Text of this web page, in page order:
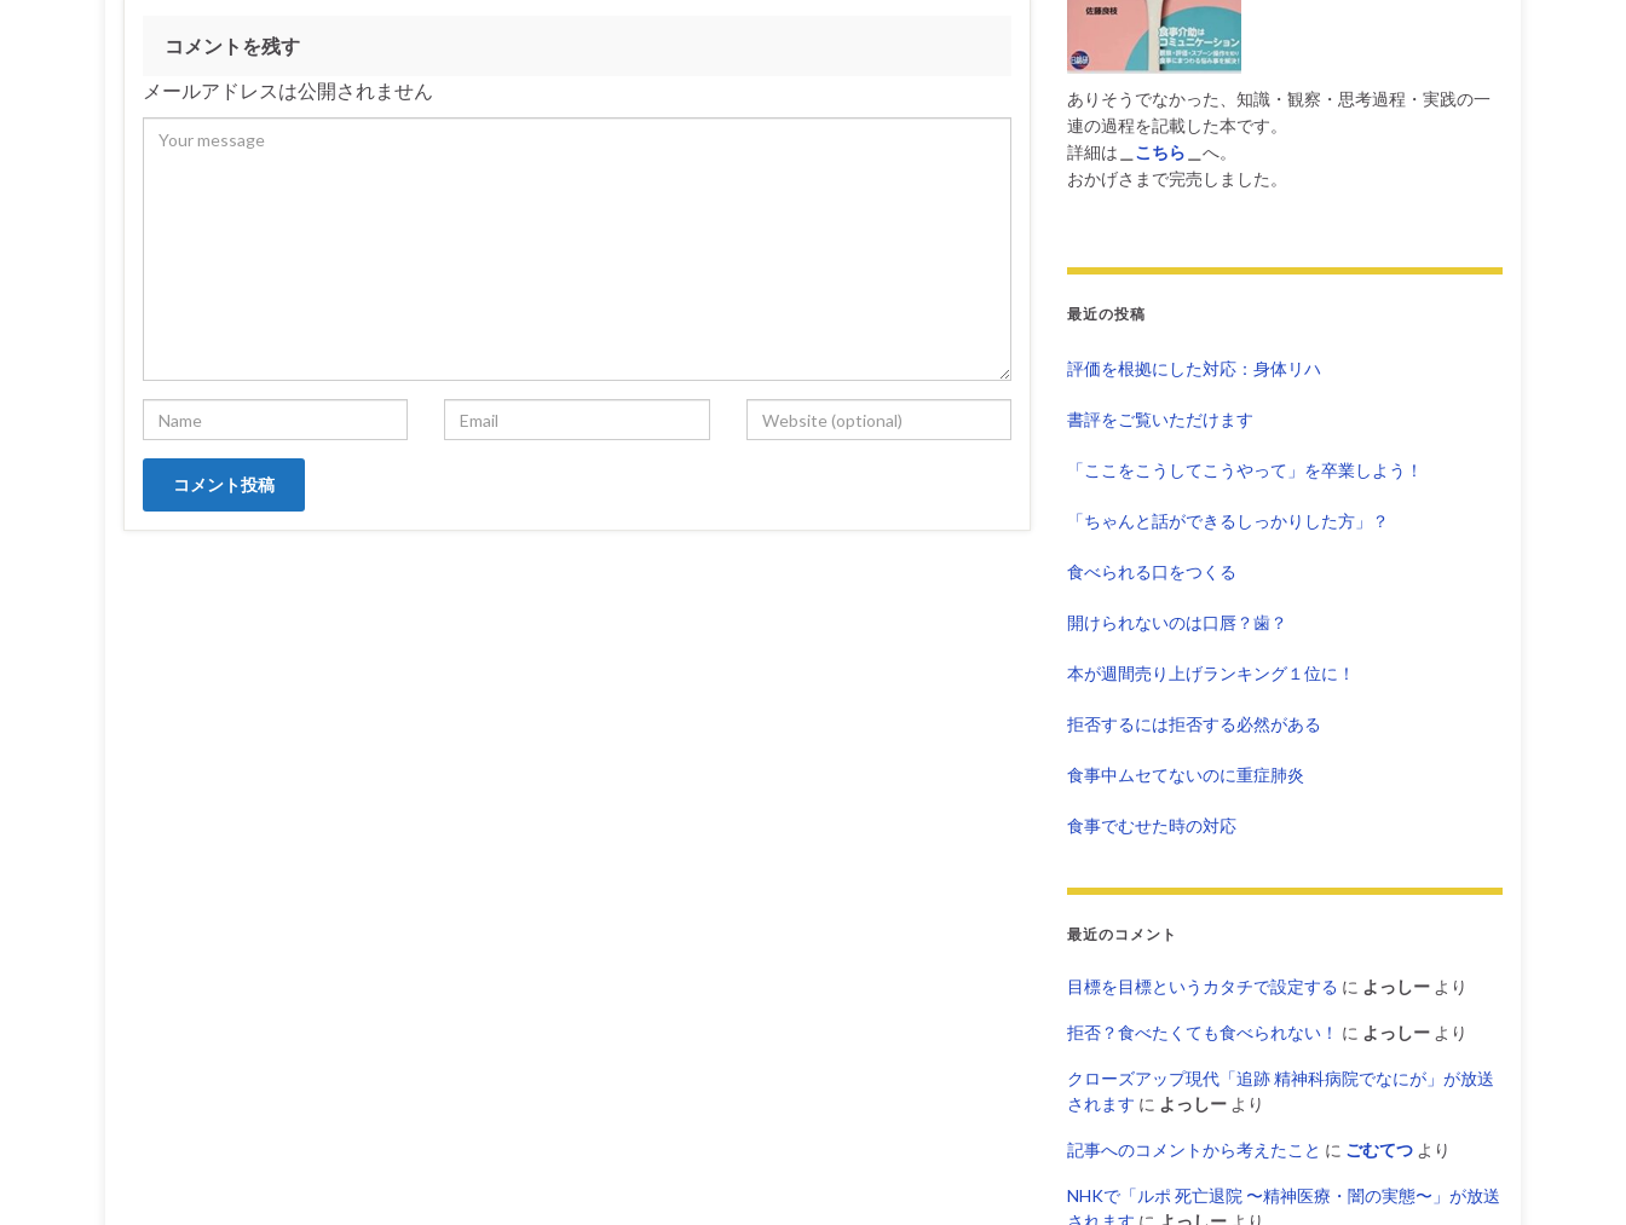
コメントを残す
メールアドレスは公開されません
ありそうでなかった、知識・観察・思考過程・実践の一
連の過程を記載した本です。
詳細は
こちら
へ。
おかげさまで完売しました。
最近の投稿
評価を根拠にした対応：身体リハ
書評をご覧いただけます
「ここをこうしてこうやって」を卒業しよう！
「ちゃんと話ができるしっかりした方」？
食べられる口をつくる
開けられないのは口唇？歯？
本が週間売り上げランキング１位に！
拒否するには拒否する必然がある
食事中ムセてないのに重症肺炎
食事でむせた時の対応
最近のコメント
目標を目標というカタチで設定する に よっしー より
拒否？食べたくても食べられない！ に よっしー より
クローズアップ現代「追跡 精神科病院でなにが」が放送
されます に よっしー より
記事へのコメントから考えたこと に ごむてつ より
NHKで「ルポ 死亡退院 〜精神医療・闇の実態〜」が放送
されます に よっしー より